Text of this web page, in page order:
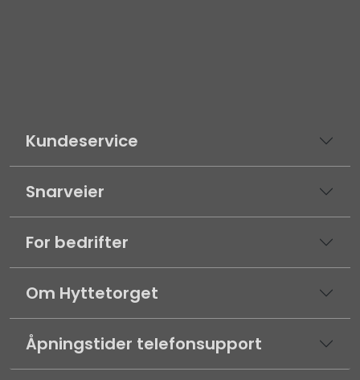
Kundeservice
Snarveier
For bedrifter
Om Hyttetorget
Åpningstider telefonsupport